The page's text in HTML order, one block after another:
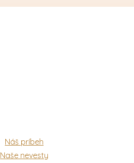
Náš príbeh
Naše nevesty